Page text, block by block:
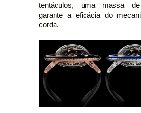
tentáculos, uma massa
garante a eficácia do
corda.